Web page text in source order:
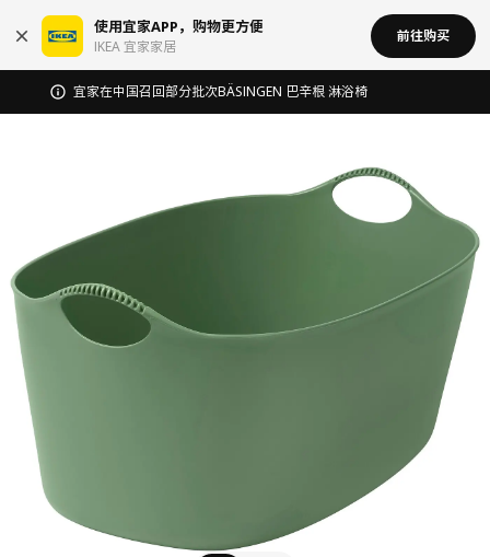
使用宜家APP，购物更方便
IKEA 宜家家居
前往购买
无锡商场发票事宜沟通